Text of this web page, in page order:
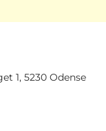
1, 5230 Odense